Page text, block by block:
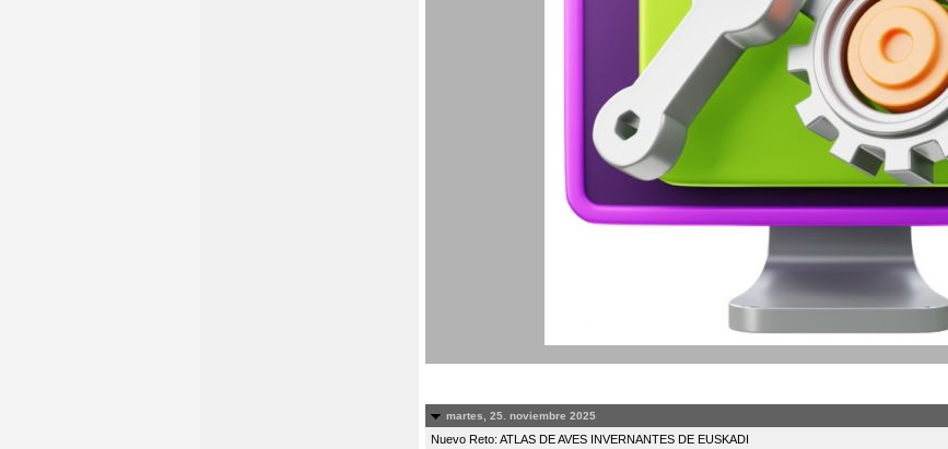
martes, 25. noviembre 2025
Nuevo Reto: ATLAS DE AVES INVERNANTES DE EUSKADI